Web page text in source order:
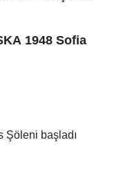
1948 Sofia
Şöleni başladı